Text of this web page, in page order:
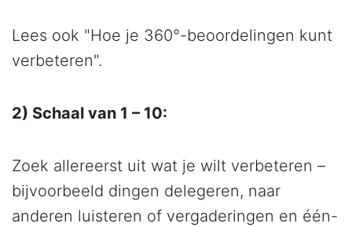
Lees ook "Hoe je 360°-beoordelingen kunt
verbeteren".
2) Schaal van 1 – 10:
Zoek allereerst uit wat je wilt verbeteren –
bijvoorbeeld dingen delegeren, naar
anderen luisteren of vergaderingen en één-